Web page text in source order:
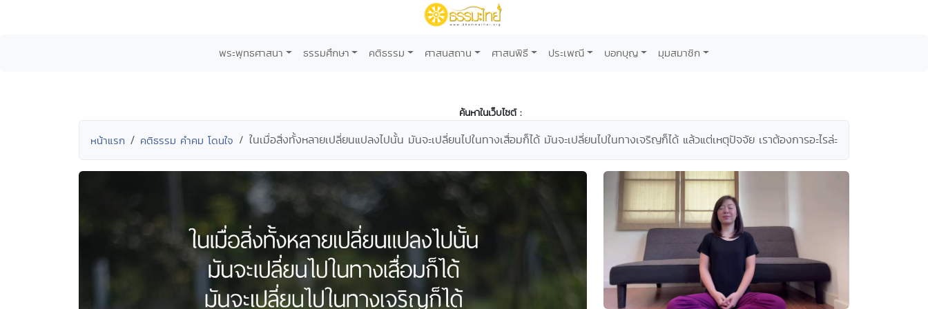
พระพุทธศาสนา ธรรมศึกษา คติธรรม ศาสนสถาน ศาสนพิธี ประเพณี บอกบุญ มุมสมาชิก
ค้นหาในเว็บไซต์ :
หน้าแรก คติธรรม คำคม โดนใจ ในเมื่อสิ่งทั้งหลายเปลี่ยนแปลงไปนั้น มันจะเปลี่ยนไปในทางเสื่อมก็ได้ มันจะเปลี่ยนไปในทางเจริญก็ได้ แล้วแต่เหตุปัจจัย เราต้องการอะไรล่ะ